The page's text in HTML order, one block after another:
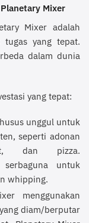
Mixer
Mixer adalah
yang tepat.
dalam dunia
yang tepat:
unggul untuk
seperti adonan
dan pizza.
untuk
whipping.
menggunakan
diam/berputar